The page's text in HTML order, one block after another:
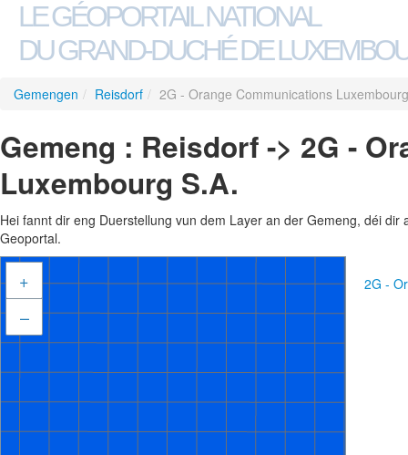
LE GÉOPORTAIL NATIONAL
DU GRAND-DUCHÉ DE
Gemengen / Reisdorf / 2G - Orange Communications
Gemeng : Reisdorf -> 2G -
Luxembourg S.A.
Hei fannt dir eng Duerstellung vun dem Layer an der Gemeng, déi
Geoportal.
+
–
2G -